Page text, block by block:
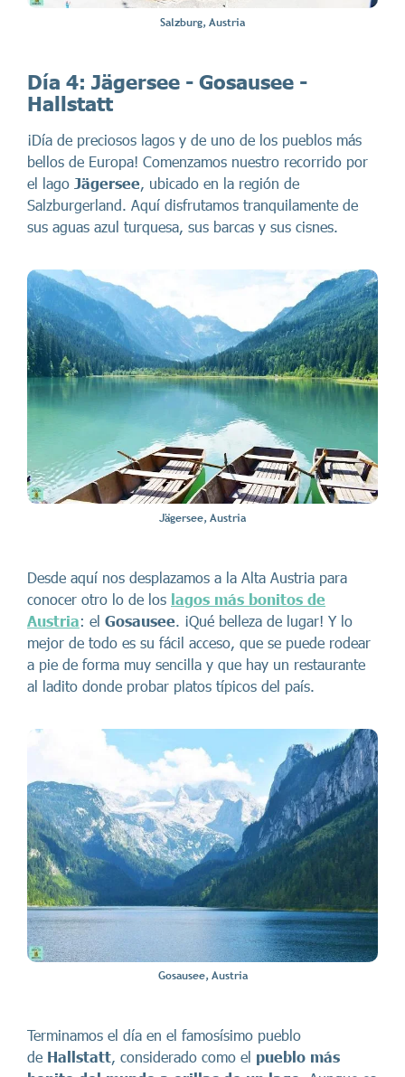
Salzburg, Austria
Día 4: Jägersee - Gosausee -
Hallstatt
¡Día de preciosos lagos y de uno de los pueblos más
bellos de Europa! Comenzamos nuestro recorrido por
el lago Jägersee, ubicado en la región de
Salzburgerland. Aquí disfrutamos tranquilamente de
sus aguas azul turquesa, sus barcas y sus cisnes.
Jägersee, Austria
Desde aquí nos desplazamos a la Alta Austria para
conocer otro lo de los lagos más bonitos de
Austria: el Gosausee . ¡Qué belleza de lugar! Y lo
mejor de todo es su fácil acceso, que se puede rodear
a pie de forma muy sencilla y que hay un restaurante
al ladito donde probar platos típicos del país.
Gosausee, Austria
Terminamos el día en el famosísimo pueblo
de Hallstatt, considerado como el pueblo más